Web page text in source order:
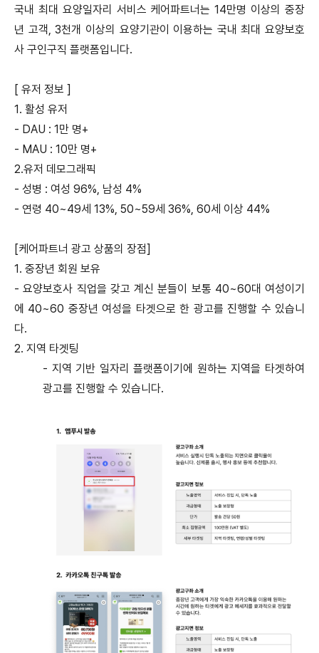
국내 최대 요양일자리 서비스 케어파트너는 14만명 이상의 중장
년 고객, 3천개 이상의 요양기관이 이용하는 국내 최대 요양보호
사 구인구직 플랫폼입니다.
[ 유저 정보 ]
1. 활성 유저
- DAU : 1만 명+
- MAU : 10만 명+
2.유저 데모그래픽
- 성병 : 여성 96%, 남성 4%
- 연령 40~49세 13%, 50~59세 36%, 60세 이상 44%
[케어파트너 광고 상품의 장점]
1. 중장년 회원 보유
- 요양보호사 직업을 갖고 계신 분들이 보통 40~60대 여성이기
에 40~60 중장년 여성을 타겟으로 한 광고를 진행할 수 있습니
다.
2. 지역 타겟팅
- 지역 기반 일자리 플랫폼이기에 원하는 지역을 타겟하여
광고를 진행할 수 있습니다.